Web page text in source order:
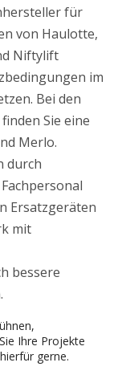
für
von Haulotte,
Niftylift
im
Bei den
Sie eine
Merlo.
durch
Ersatzgeräten
mit
bessere
Ihre Projekte
gerne.